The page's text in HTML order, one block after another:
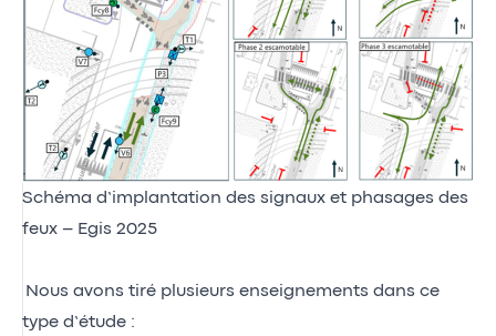
Schéma d’implantation des signaux et phasages des
feux – Egis 2025
Nous avons tiré plusieurs enseignements dans ce
type d’étude :